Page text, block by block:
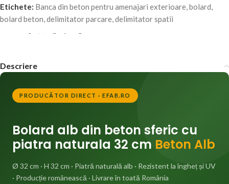
Etichete: Banca din beton pentru amenajari exterioare,bolard,
bolard beton,delimitator parcare,delimitator spatii
Descriere
PRODUCĂTOR DIRECT · EFAB.RO
Bolard alb din beton sferic cu
piatra naturala 32 cm Beton Alb
Ø 32 cm · H 32 cm · Piatră naturală alb · Rezistent la îngheț și UV
· Producție românească · Livrare în toată România